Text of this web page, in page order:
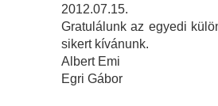
2012.07.15.
Gratulálunk az egyedi
sikert kívánunk.
Albert Emi
Egri Gábor